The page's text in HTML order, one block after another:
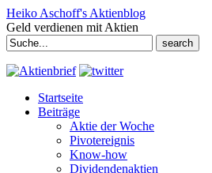
Heiko Aschoff's Aktienblog
Geld verdienen mit Aktien
Search
for:
Startseite
Beiträge
Aktie der Woche
Pivotereignis
Know-how
Dividendenaktien